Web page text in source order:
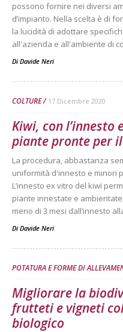
possono fornire nei diversi
d’impianto. Nella scelta è di
la lucidità di adottare
all'azienda e all'ambiente di
Di Davide Neri
COLTURE 17 Dicembre 2020
Kiwi, con l’innesto
piante pronte per
La procedura, abbastanza
uniformità d'innesto e minori
L’innesto ex vitro del kiwi
piante innestate e
meno di 3 mesi dall’innesto
Di Davide Neri
POTATURA E FORME DI
Migliorare la
frutteti e vigneti
biologico